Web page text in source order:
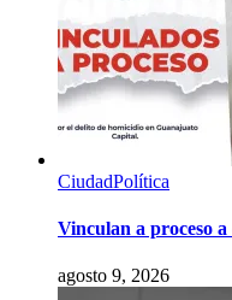
CiudadPolítica
Vinculan a proceso
agosto 9, 2026